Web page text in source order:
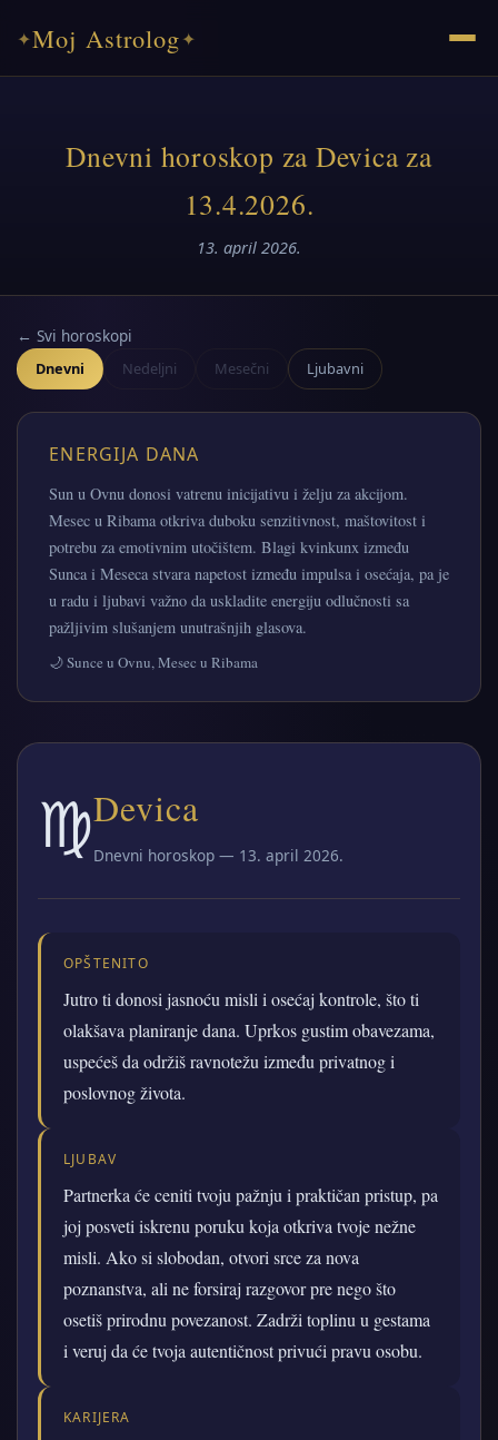
✦Moj Astrolog✦
Dnevni horoskop za Devica za
13.4.2026.
13. april 2026.
← Svi horoskopi
Dnevni Nedeljni Mesečni Ljubavni
ENERGIJA DANA
Sun u Ovnu donosi vatrenu inicijativu i želju za akcijom.
Mesec u Ribama otkriva duboku senzitivnost, maštovitost i
potrebu za emotivnim utočištem. Blagi kvinkunx između
Sunca i Meseca stvara napetost između impulsa i osećaja, pa je
u radu i ljubavi važno da uskladite energiju odlučnosti sa
pažljivim slušanjem unutrašnjih glasova.
🌙 Sunce u Ovnu, Mesec u Ribama
♍Devica
Dnevni horoskop — 13. april 2026.
OPŠTENITO
Jutro ti donosi jasnoću misli i osećaj kontrole, što ti
olakšava planiranje dana. Uprkos gustim obavezama,
uspećeš da održiš ravnotežu između privatnog i
poslovnog života.
LJUBAV
Partnerka će ceniti tvoju pažnju i praktičan pristup, pa
joj posveti iskrenu poruku koja otkriva tvoje nežne
misli. Ako si slobodan, otvori srce za nova
poznanstva, ali ne forsiraj razgovor pre nego što
osetiš prirodnu povezanost. Zadrži toplinu u gestama
i veruj da će tvoja autentičnost privući pravu osobu.
KARIJERA